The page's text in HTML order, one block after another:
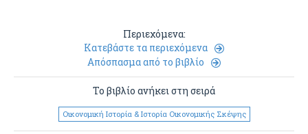
Περιεχόμενα:
Κατεβάστε τα περιεχόμενα
Απόσπασμα από το βιβλίο
Το βιβλίο ανήκει στη σειρά
Οικονομική Ιστορία & Ιστορία Οικονομικής Σκέψης